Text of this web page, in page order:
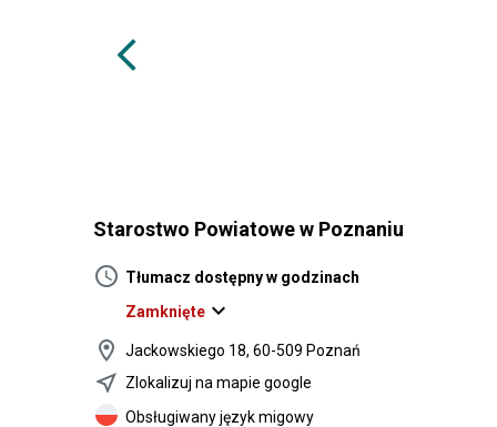
arrow_back_ios
Starostwo Powiatowe w Poznaniu
schedule Tłumacz dostępny w godzinach
Zamknięte expand_more
location_on
Jackowskiego 18, 60-509 Poznań
near_me Zlokalizuj na mapie google
Obsługiwany język migowy